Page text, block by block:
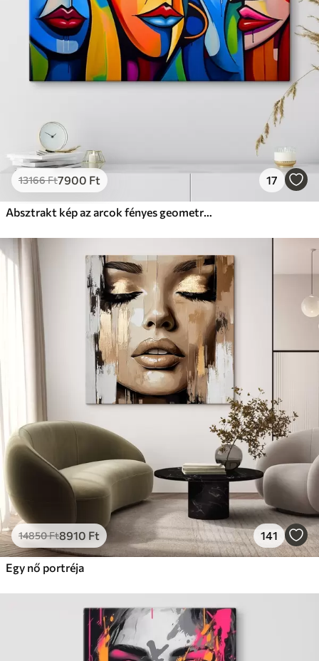
Tól9875Ft
✓Élénk, gazdag színek
✓ Fakulásálló
✓ Biztonságos, szagtalan tinta
Eco-Prémium
Tól12405Ft
✓Élénk, gazdag színek
✓Fakulásálló
✓
Környezetbarát anyag
13166Ft7900 Ft 17
Absztrakt kép az arcok fényes geometriai formákkal
14850Ft8910 Ft 141
Egy nő portréja